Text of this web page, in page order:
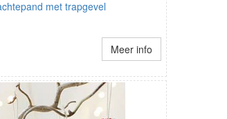
met trapgevel
Meer info